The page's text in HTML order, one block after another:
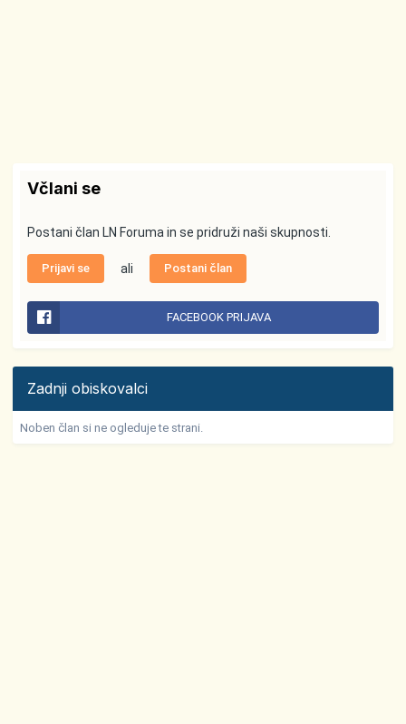
Včlani se
Postani član LN Foruma in se pridruži naši skupnosti.
Prijavi se ali Postani član
FACEBOOK PRIJAVA
Zadnji obiskovalci
Noben član si ne ogleduje te strani.